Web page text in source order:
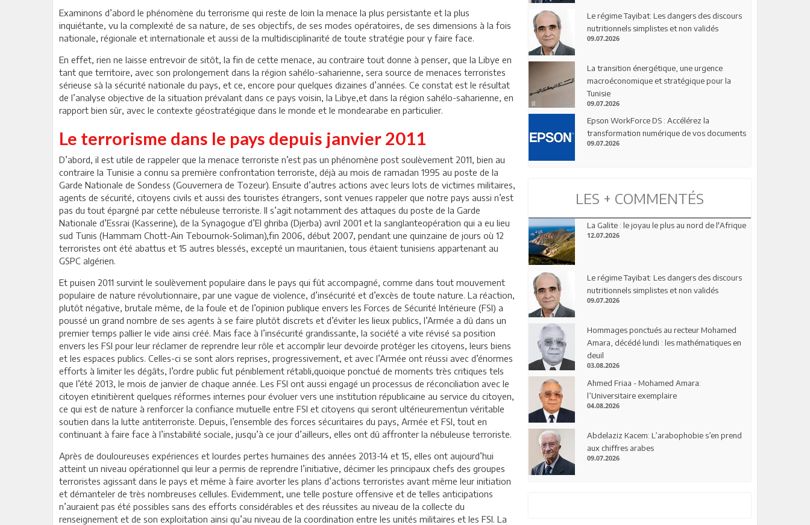
Examinons d’abord le phénomène du terrorisme qui reste de loin la menace la plus persistante et la plus
inquiétante, vu la complexité de sa nature, de ses objectifs, de ses modes opératoires, de ses dimensions à la fois
nationale, régionale et internationale et aussi de la multidisciplinarité de toute stratégie pour y faire face.
En effet, rien ne laisse entrevoir de sitôt, la fin de cette menace, au contraire tout donne à penser, que la Libye en
tant que territoire, avec son prolongement dans la région sahélo-saharienne, sera source de menaces terroristes
sérieuse sà la sécurité nationale du pays, et ce, encore pour quelques dizaines d’années. Ce constat est le résultat
de l’analyse objective de la situation prévalant dans ce pays voisin, la Libye,et dans la région sahélo-saharienne, en
rapport bien sûr, avec le contexte géostratégique dans le monde et le mondearabe en particulier.
Le terrorisme dans le pays depuis janvier 2011
D’abord, il est utile de rappeler que la menace terroriste n’est pas un phénomène post soulèvement 2011, bien au
contraire la Tunisie a connu sa première confrontation terroriste, déjà au mois de ramadan 1995 au poste de la
Garde Nationale de Sondess (Gouvernera de Tozeur). Ensuite d’autres actions avec leurs lots de victimes militaires,
agents de sécurité, citoyens civils et aussi des touristes étrangers, sont venues rappeler que notre pays aussi n’est
pas du tout épargné par cette nébuleuse terroriste. Il s’agit notamment des attaques du poste de la Garde
Nationale d’Essrai (Kasserine), de la Synagogue d’El ghriba (Djerba) avril 2001 et la sanglanteopération qui a eu lieu
sud Tunis (Hammam Chott-Ain Tebournok-Soliman),fin 2006, début 2007, pendant une quinzaine de jours où 12
terroristes ont été abattus et 15 autres blessés, excepté un mauritanien, tous étaient tunisiens appartenant au
GSPC algérien.
Et puisen 2011 survint le soulèvement populaire dans le pays qui fût accompagné, comme dans tout mouvement
populaire de nature révolutionnaire, par une vague de violence, d’insécurité et d’excès de toute nature. La réaction,
plutôt négative, brutale même, de la foule et de l’opinion publique envers les Forces de Sécurité Intérieure (FSI) a
poussé un grand nombre de ses agents à se faire plutôt discrets et d’éviter les lieux publics, l’Armée a dû dans un
premier temps pallier le vide ainsi créé. Mais face à l’insécurité grandissante, la société a vite révisé sa position
envers les FSI pour leur réclamer de reprendre leur rôle et accomplir leur devoirde protéger les citoyens, leurs biens
et les espaces publics. Celles-ci se sont alors reprises, progressivement, et avec l’Armée ont réussi avec d’énormes
efforts à limiter les dégâts, l’ordre public fut péniblement rétabli,quoique ponctué de moments très critiques tels
que l’été 2013, le mois de janvier de chaque année. Les FSI ont aussi engagé un processus de réconciliation avec le
citoyen etinitièrent quelques réformes internes pour évoluer vers une institution républicaine au service du citoyen,
ce qui est de nature à renforcer la confiance mutuelle entre FSI et citoyens qui seront ultérieurementun véritable
soutien dans la lutte antiterroriste. Depuis, l’ensemble des forces sécuritaires du pays, Armée et FSI, tout en
continuant à faire face à l’instabilité sociale, jusqu’à ce jour d’ailleurs, elles ont dû affronter la nébuleuse terroriste.
Après de douloureuses expériences et lourdes pertes humaines des années 2013-14 et 15, elles ont aujourd’hui
atteint un niveau opérationnel qui leur a permis de reprendre l’initiative, décimer les principaux chefs des groupes
terroristes agissant dans le pays et même à faire avorter les plans d’actions terroristes avant même leur initiation
et démanteler de très nombreuses cellules. Evidemment, une telle posture offensive et de telles anticipations
n’auraient pas été possibles sans des efforts considérables et des réussites au niveau de la collecte du
renseignement et de son exploitation ainsi qu’au niveau de la coordination entre les unités militaires et les FSI. La
Le régime Tayibat: Les dangers des discours
nutritionnels simplistes et non validés
09.07.2026
La transition énergétique, une urgence
macroéconomique et stratégique pour la
Tunisie
09.07.2026
Epson WorkForce DS : Accélérez la
transformation numérique de vos documents
09.07.2026
LES + COMMENTÉS
La Galite : le joyau le plus au nord de l'Afrique
12.07.2026
Le régime Tayibat: Les dangers des discours
nutritionnels simplistes et non validés
09.07.2026
Hommages ponctués au recteur Mohamed
Amara, décédé lundi : les mathématiques en
deuil
03.08.2026
Ahmed Friaa - Mohamed Amara:
l’Universitaire exemplaire
04.08.2026
Abdelaziz Kacem: L’arabophobie s’en prend
aux chiffres arabes
09.07.2026